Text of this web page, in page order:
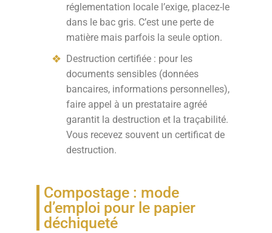
réglementation locale l’exige, placez-le
dans le bac gris. C’est une perte de
matière mais parfois la seule option.
Destruction certifiée : pour les
documents sensibles (données
bancaires, informations personnelles),
faire appel à un prestataire agréé
garantit la destruction et la traçabilité.
Vous recevez souvent un certificat de
destruction.
Compostage : mode
d’emploi pour le papier
déchiqueté